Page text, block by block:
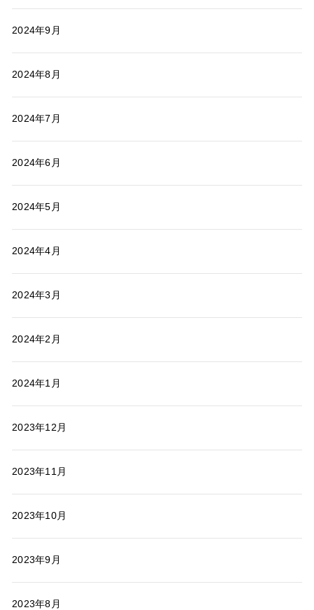
2024年9月
2024年8月
2024年7月
2024年6月
2024年5月
2024年4月
2024年3月
2024年2月
2024年1月
2023年12月
2023年11月
2023年10月
2023年9月
2023年8月